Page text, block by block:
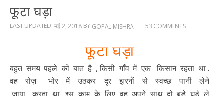
फूटा घड़ा
LAST UPDATED: मई 2, 2018 BY GOPAL MISHRA 53 COMMENTS
फूटा घड़ा
बहुत समय पहले की बात है , किसी गाँव में एक किसान रहता था .
वह रोज़ भोर में उठकर दूर झरनों से स्वच्छ पानी लेने
जाया करता था . इस काम के लिए वह अपने साथ दो बड़े घड़े ले